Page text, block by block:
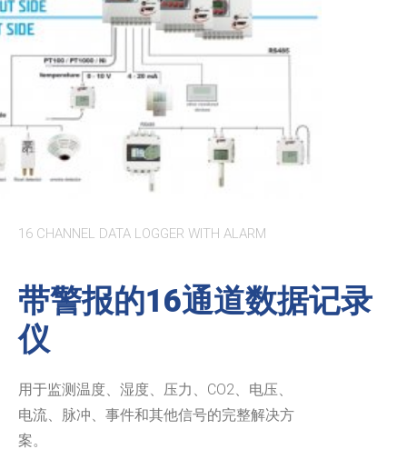
16 CHANNEL DATA LOGGER WITH ALARM
带警报的16通道数据记录
仪
用于监测温度、湿度、压力、CO2、电压、
电流、脉冲、事件和其他信号的完整解决方
案。